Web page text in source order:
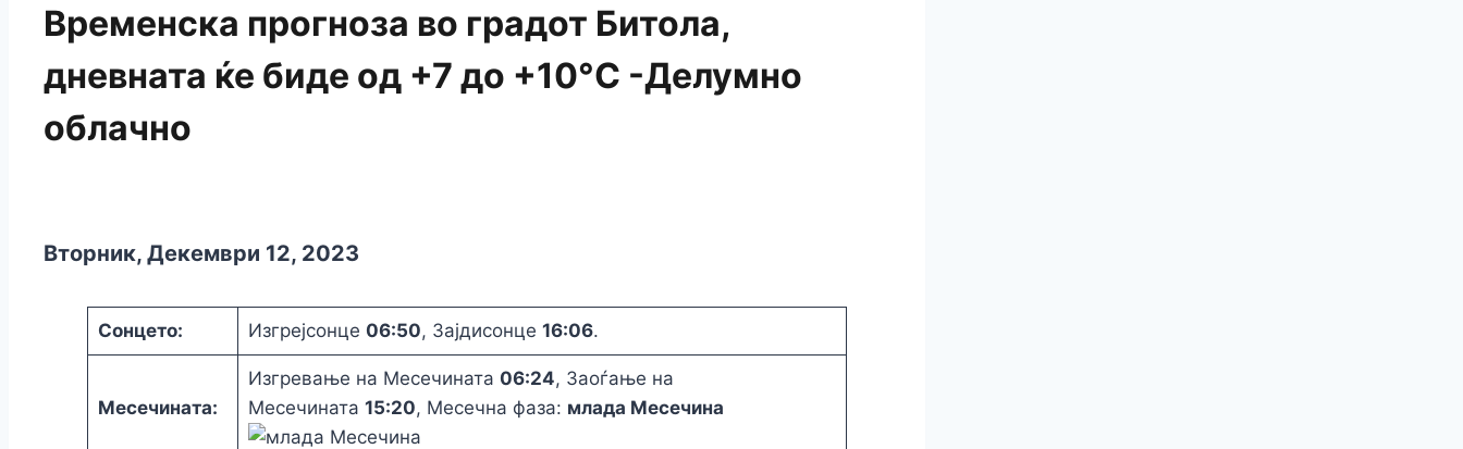
Временска прогноза во градот Битола,
дневната ќе биде од +7 до +10°C -Делумно
облачно
Вторник, Декември 12, 2023
Сонцето: Изгрејсонце 06:50, Зајдисонце 16:06.
Месечината:
Изгревање на Месечината 06:24, Заоѓање на
Месечината 15:20, Месечна фаза: млада Месечина